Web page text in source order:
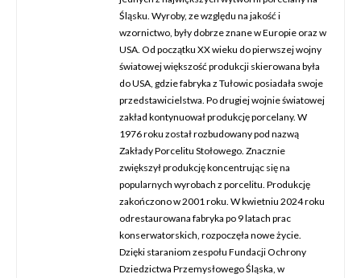
Śląsku. Wyroby, ze względu na jakość i
wzornictwo, były dobrze znane w Europie oraz w
USA. Od początku XX wieku do pierwszej wojny
światowej większość produkcji skierowana była
do USA, gdzie fabryka z Tułowic posiadała swoje
przedstawicielstwa. Po drugiej wojnie światowej
zakład kontynuował produkcję porcelany. W
1976 roku został rozbudowany pod nazwą
Zakłady Porcelitu Stołowego. Znacznie
zwiększył produkcję koncentrując się na
popularnych wyrobach z porcelitu. Produkcję
zakończono w 2001 roku. W kwietniu 2024 roku
odrestaurowana fabryka po 9 latach prac
konserwatorskich, rozpoczęła nowe życie.
Dzięki staraniom zespołu Fundacji Ochrony
Dziedzictwa Przemysłowego Śląska, w